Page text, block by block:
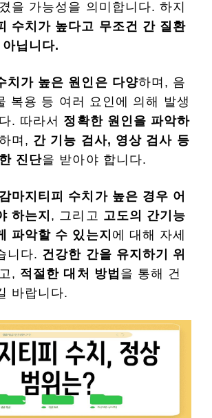
을 가능성을 의미합니다. 하지
수치가 높다고 무조건 간 질환
닙니다.
치가 높은 원인은 다양하며, 음
복용 등 여러 요인에 의해 발생
. 따라서 정확한 원인을 파악하
며, 간 기능 검사, 영상 검사 등
진단을 받아야 합니다.
감마지티피 수치가 높은 경우 어
하는지 , 그리고 고도의 간기능
파악할 수 있는지 에 대해 자세
니다. 건강한 간을 유지하기 위
, 적절한 대처 방법 을 통해 건
바랍니다.